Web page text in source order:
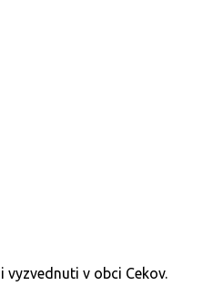
vyzvednuti v obci Cekov.